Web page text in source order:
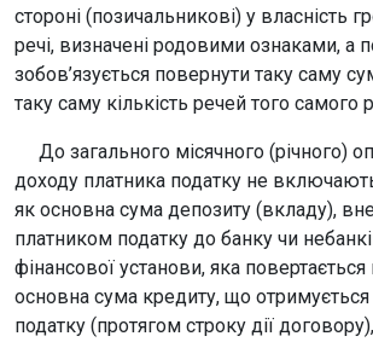
стороні (позичальникові) у власність
речі, визначені родовими ознаками, а
зобов’язується повернути таку саму
таку саму кількість речей того самого
До загального місячного (річного)
доходу платника податку не
як основна сума депозиту (вкладу),
платником податку до банку чи
фінансової установи, яка
основна сума кредиту, що
податку (протягом строку дії